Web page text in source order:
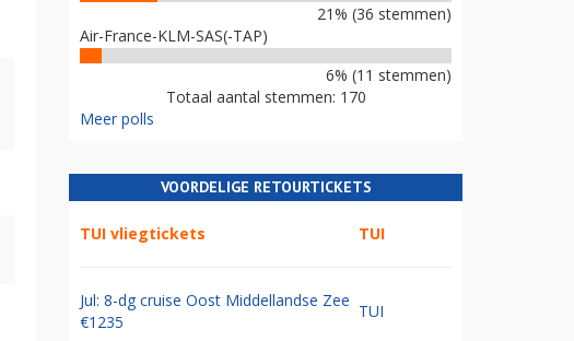
21% (36 stemmen)
Air-France-KLM-SAS(-TAP)
6% (11 stemmen)
Totaal aantal stemmen: 170
Meer polls
VOORDELIGE RETOURTICKETS
TUI vliegtickets TUI
Jul: 8-dg cruise Oost Middellandse Zee
€1235
TUI